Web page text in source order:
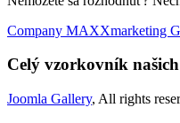
Company MAXXmarketing
Celý vzorkovník
Joomla Gallery, All rights